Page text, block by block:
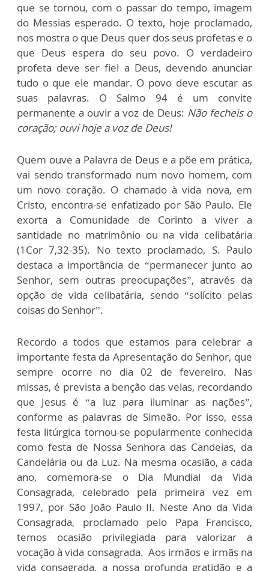
que se tornou, com o passar do tempo, imagem
do Messias esperado. O texto, hoje proclamado,
nos mostra o que Deus quer dos seus profetas e o
que Deus espera do seu povo. O verdadeiro
profeta deve ser fiel a Deus, devendo anunciar
tudo o que ele mandar. O povo deve escutar as
suas palavras. O Salmo 94 é um convite
permanente a ouvir a voz de Deus: Não fecheis o
coração; ouvi hoje a voz de Deus!
Quem ouve a Palavra de Deus e a põe em prática,
vai sendo transformado num novo homem, com
um novo coração. O chamado à vida nova, em
Cristo, encontra-se enfatizado por São Paulo. Ele
exorta a Comunidade de Corinto a viver a
santidade no matrimônio ou na vida celibatária
(1Cor 7,32-35). No texto proclamado, S. Paulo
destaca a importância de “permanecer junto ao
Senhor, sem outras preocupações”, através da
opção de vida celibatária, sendo “solícito pelas
coisas do Senhor”.
Recordo a todos que estamos para celebrar a
importante festa da Apresentação do Senhor, que
sempre ocorre no dia 02 de fevereiro. Nas
missas, é prevista a benção das velas, recordando
que Jesus é “a luz para iluminar as nações”,
conforme as palavras de Simeão. Por isso, essa
festa litúrgica tornou-se popularmente conhecida
como festa de Nossa Senhora das Candeias, da
Candelária ou da Luz. Na mesma ocasião, a cada
ano, comemora-se o Dia Mundial da Vida
Consagrada, celebrado pela primeira vez em
1997, por São João Paulo II. Neste Ano da Vida
Consagrada, proclamado pelo Papa Francisco,
temos ocasião privilegiada para valorizar a
vocação à vida consagrada. Aos irmãos e irmãs na
vida consagrada, a nossa profunda gratidão e a